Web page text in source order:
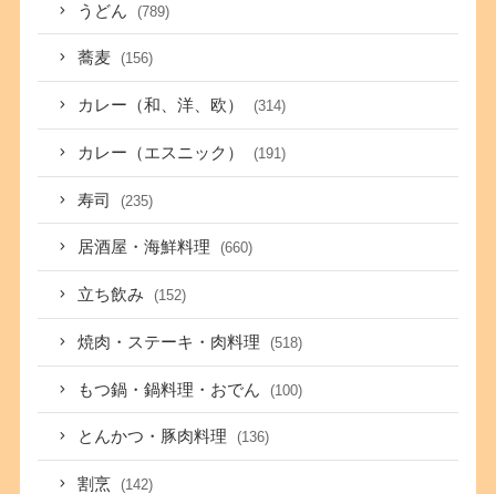
うどん (789)
蕎麦 (156)
カレー（和、洋、欧） (314)
カレー（エスニック） (191)
寿司 (235)
居酒屋・海鮮料理 (660)
立ち飲み (152)
焼肉・ステーキ・肉料理 (518)
もつ鍋・鍋料理・おでん (100)
とんかつ・豚肉料理 (136)
割烹 (142)